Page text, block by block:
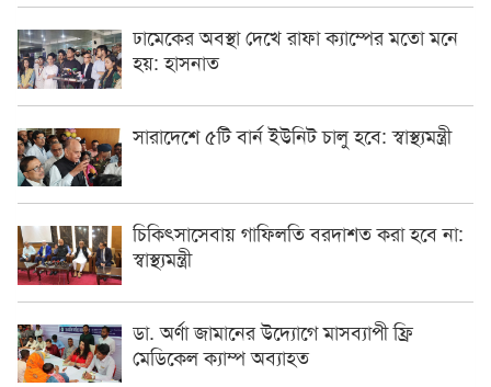
ঢামেকের অবস্থা দেখে রাফা ক্যাম্পের মতো মনে
হয়: হাসনাত
সারাদেশে ৫টি বার্ন ইউনিট চালু হবে: স্বাস্থ্যমন্ত্রী
চিকিৎসাসেবায় গাফিলতি বরদাশত করা হবে না:
স্বাস্থ্যমন্ত্রী
ডা. অর্ণা জামানের উদ্যোগে মাসব্যাপী ফ্রি
মেডিকেল ক্যাম্প অব্যাহত